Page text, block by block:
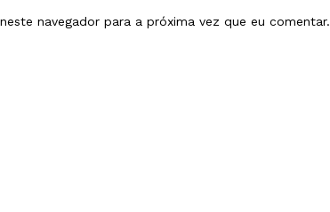
navegador para a próxima vez que eu comentar.